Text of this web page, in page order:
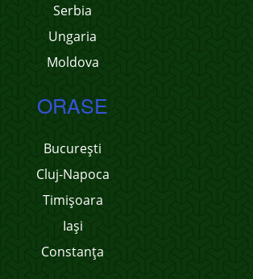
Serbia
Ungaria
Moldova
ORASE
București
Cluj-Napoca
Timișoara
Iași
Constanța